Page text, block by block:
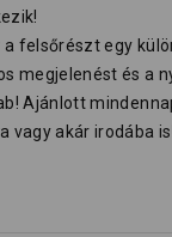
felsőrészt egy
megjelenést és a
Ajánlott
vagy akár irodába